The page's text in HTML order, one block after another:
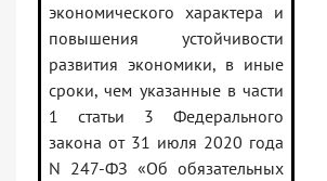
экономического характера и
повышения устойчивости
развития экономики, в иные
сроки, чем указанные в части
1 статьи 3 Федерального
закона от 31 июля 2020 года
N 247-ФЗ «Об обязательных